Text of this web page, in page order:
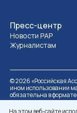
На этом веб-сайте
Пресс-центр
Новости РАР
Журналистам
©2026 «Российская
ином использовании
обязательна в
Политика обработки